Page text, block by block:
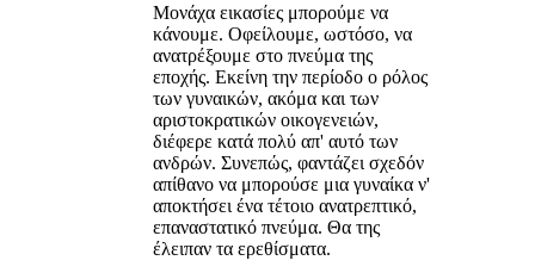
Μονάχα εικασίες μπορούμε να
κάνουμε. Οφείλουμε, ωστόσο, να
ανατρέξουμε στο πνεύμα της
εποχής. Εκείνη την περίοδο ο ρόλος
των γυναικών, ακόμα και των
αριστοκρατικών οικογενειών,
διέφερε κατά πολύ απ' αυτό των
ανδρών. Συνεπώς, φαντάζει σχεδόν
απίθανο να μπορούσε μια γυναίκα ν'
αποκτήσει ένα τέτοιο ανατρεπτικό,
επαναστατικό πνεύμα. Θα της
έλειπαν τα ερεθίσματα.